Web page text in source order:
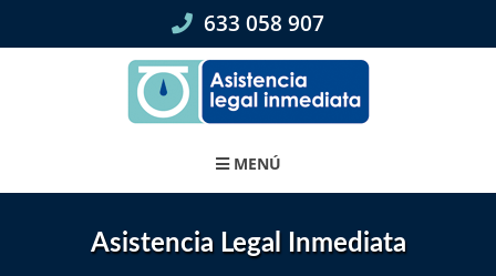
633 058 907
MENÚ
Asistencia Legal Inmediata